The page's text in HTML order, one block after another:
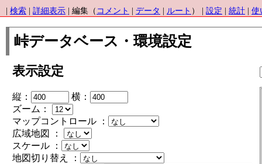
検索 詳細表示 | 編集（ コメント データ ルート ） | 設定 統計 使
峠データベース・環境設定
表示設定
縦：
横：
ズーム：
マップコントロール ：
広域地図 ：
スケール ：
地図切り替え ：